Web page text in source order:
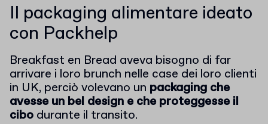
Il packaging alimentare ideato
con Packhelp
Breakfast en Bread aveva bisogno di far
arrivare i loro brunch nelle case dei loro clienti
in UK, perciò volevano un packaging che
avesse un bel design e che proteggesse il
cibo durante il transito.